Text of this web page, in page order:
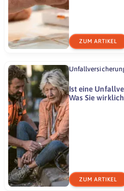
ZUM ARTIKEL
Ist eine
Was Sie
ZUM ARTIKEL
Jetzt kostenlose Beratung zu
anfordern
JETZT ANGEBOTE